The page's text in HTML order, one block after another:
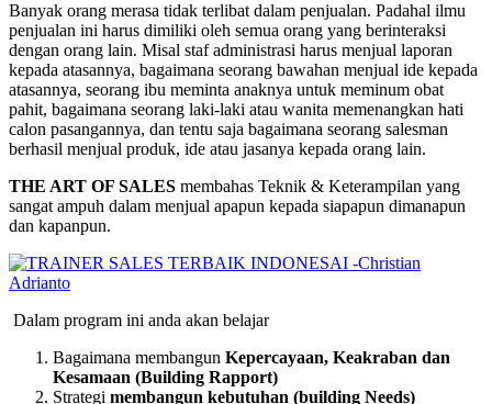
Banyak orang merasa tidak terlibat dalam penjualan. Padahal ilmu
penjualan ini harus dimiliki oleh semua orang yang berinteraksi
dengan orang lain. Misal staf administrasi harus menjual laporan
kepada atasannya, bagaimana seorang bawahan menjual ide kepada
atasannya, seorang ibu meminta anaknya untuk meminum obat
pahit, bagaimana seorang laki-laki atau wanita memenangkan hati
calon pasangannya, dan tentu saja bagaimana seorang salesman
berhasil menjual produk, ide atau jasanya kepada orang lain.
THE ART OF SALES membahas Teknik & Keterampilan yang
sangat ampuh dalam menjual apapun kepada siapapun dimanapun
dan kapanpun.
Dalam program ini anda akan belajar
Bagaimana membangun Kepercayaan, Keakraban dan
Kesamaan (Building Rapport)
Strategi membangun kebutuhan (building Needs)